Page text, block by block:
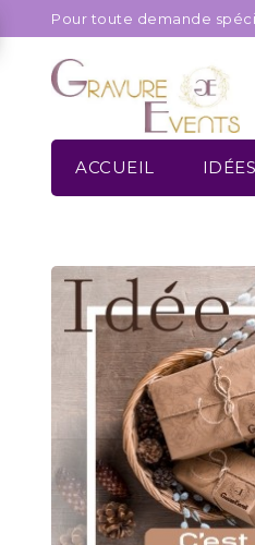
Pour toute demande
ACCUEIL